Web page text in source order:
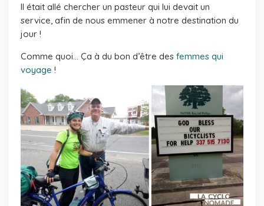
Il était allé chercher un pasteur qui lui devait un
service, afin de nous emmener à notre destination du
jour !
Comme quoi… Ça à du bon d’être des femmes qui
voyage !